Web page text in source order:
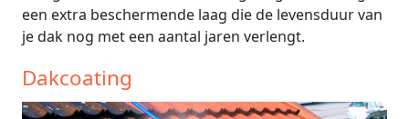
een extra beschermende laag die de levensduur van
je dak nog met een aantal jaren verlengt.
Dakcoating